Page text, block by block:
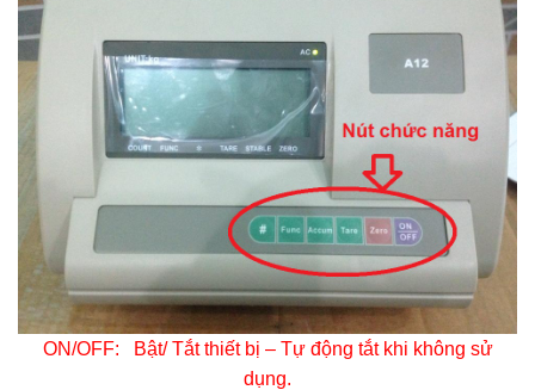
ON/OFF: Bật/ Tắt thiết bị – Tự động tắt khi không sử
dụng.